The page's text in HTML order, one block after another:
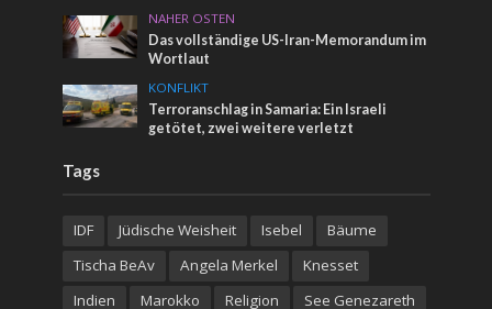
NAHER OSTEN
Das vollständige US-Iran-Memorandum im
Wortlaut
KONFLIKT
Terroranschlag in Samaria: Ein Israeli
getötet, zwei weitere verletzt
Tags
IDF Jüdische Weisheit Isebel
Bäume
Tischa BeAv
Angela Merkel
Knesset
Indien
Marokko Religion See Genezareth